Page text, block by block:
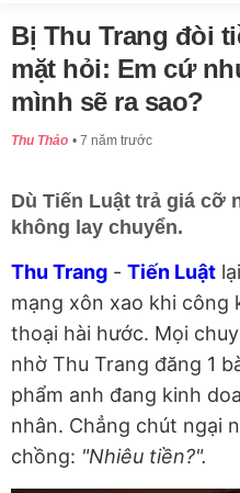
Bị Thu Trang đòi
mặt hỏi: Em cứ
mình sẽ ra sao?
Thu Thảo 7 năm trước
Dù Tiến Luật trả giá cỡ
không lay chuyển.
Thu Trang - Tiến Luật
mạng xôn xao khi công
thoại hài hước. Mọi
nhờ Thu Trang đăng 1
phẩm anh đang kinh
nhân. Chẳng chút ngại
chồng: "Nhiêu tiền?".